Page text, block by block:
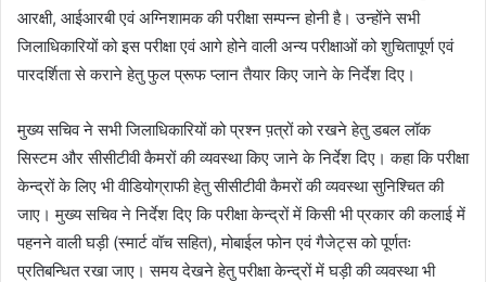
आरक्षी, आईआरबी एवं अग्निशामक की परीक्षा सम्पन्न होनी है। उन्होंने सभी
जिलाधिकारियों को इस परीक्षा एवं आगे होने वाली अन्य परीक्षाओं को शुचितापूर्ण एवं
पारदर्शिता से कराने हेतु फुल प्रूफ प्लान तैयार किए जाने के निर्देश दिए।
मुख्य सचिव ने सभी जिलाधिकारियों को प्रश्न प़त्रों को रखने हेतु डबल लॉक
सिस्टम और सीसीटीवी कैमरों की व्यवस्था किए जाने के निर्देश दिए। कहा कि परीक्षा
केन्द्रों के लिए भी वीडियोग्राफी हेतु सीसीटीवी कैमरों की व्यवस्था सुनिश्चित की
जाए। मुख्य सचिव ने निर्देश दिए कि परीक्षा केन्द्रों में किसी भी प्रकार की कलाई में
पहनने वाली घड़ी (स्मार्ट वॉच सहित), मोबाईल फोन एवं गैजेट्स को पूर्णतः
प्रतिबन्धित रखा जाए। समय देखने हेतु परीक्षा केन्द्रों में घड़ी की व्यवस्था भी